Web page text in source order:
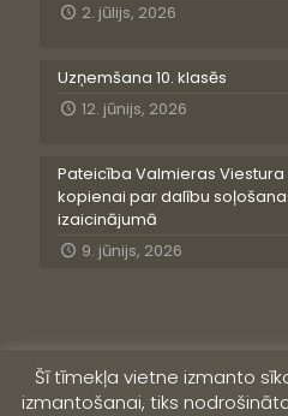
2. jūlijs, 2026
Uzņemšana 10. klasēs
12. jūnijs, 2026
Pateicība Valmieras
kopienai par dalību
izaicinājumā
9. jūnijs, 2026
Šī tīmekļa vietne izmanto
izmantošanai, tiks